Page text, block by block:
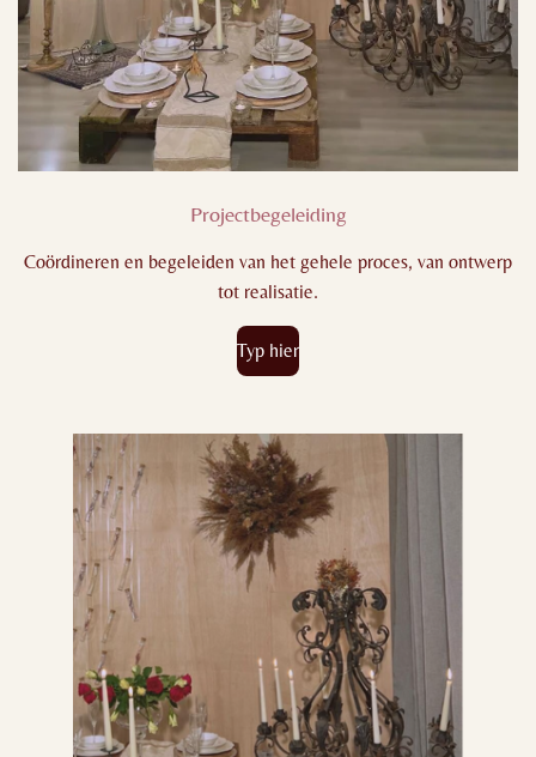
Projectbegeleiding
Coördineren en begeleiden van het gehele proces, van ontwerp
tot realisatie.
Typ hier